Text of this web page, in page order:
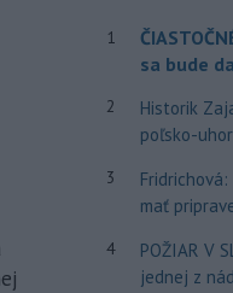
1
sa bude
2
Historik
poľsko-
3
mať
4
POŽIAR V
jednej z